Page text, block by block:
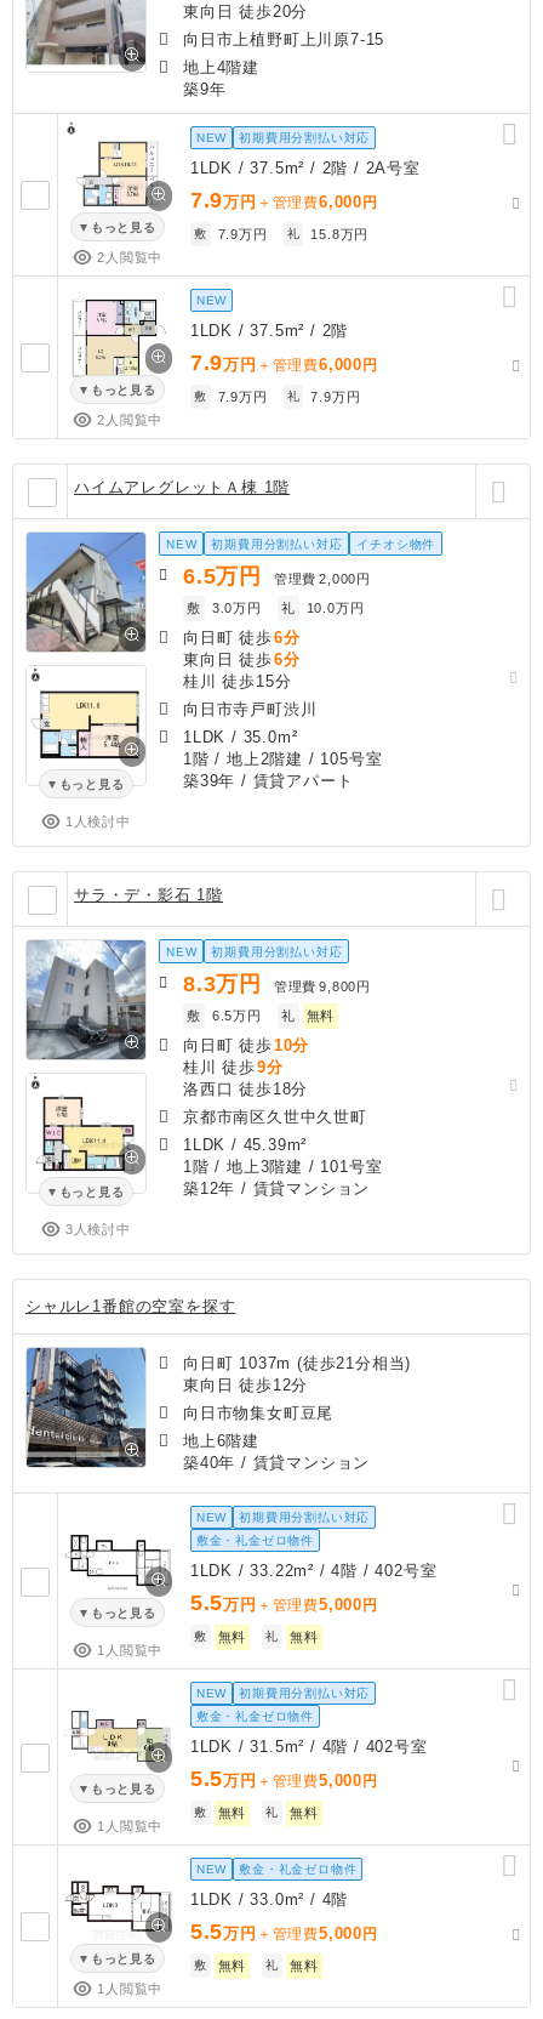
東向日 徒歩20分
向日市上植野町上川原7-15
地上4階建
築9年
もっと見る
2人閲覧中
NEW 初期費用分割払い対応
1LDK / 37.5m² / 2階 / 2A号室
7.9万円 ＋管理費6,000 円
敷 7.9万円 礼 15.8万円
もっと見る
2人閲覧中
NEW
1LDK / 37.5m² / 2階
7.9万円 ＋管理費6,000 円
敷 7.9万円 礼 7.9万円
ハイムアレグレットＡ棟 1階
もっと見る
1人検討中
NEW 初期費用分割払い対応 イチオシ物件
6.5万円 管理費 2,000円
敷
3.0万円 礼 10.0万円
向日町 徒歩6分
東向日 徒歩6分
桂川 徒歩15分
向日市寺戸町渋川
1LDK / 35.0m²
1階 / 地上2階建 / 105号室
築39年 / 賃貸アパート
サラ・デ・影石 1階
もっと見る
3人検討中
NEW 初期費用分割払い対応
8.3万円 管理費 9,800円
敷
6.5万円 礼 無料
向日町 徒歩10分
桂川 徒歩9分
洛西口 徒歩18分
京都市南区久世中久世町
1LDK / 45.39m²
1階 / 地上3階建 / 101号室
築12年 / 賃貸マンション
シャルレ1番館の空室を探す
向日町 1037m (徒歩21分相当)
東向日 徒歩12分
向日市物集女町豆尾
地上6階建
築40年 / 賃貸マンション
もっと見る
1人閲覧中
NEW
初期費用分割払い対応
敷金・礼金ゼロ物件
1LDK / 33.22m² / 4階 / 402号室
5.5万円 ＋管理費5,000 円
敷 無料 礼 無料
もっと見る
1人閲覧中
NEW
初期費用分割払い対応
敷金・礼金ゼロ物件
1LDK / 31.5m² / 4階 / 402号室
5.5万円 ＋管理費5,000 円
敷 無料 礼 無料
もっと見る
1人閲覧中
NEW 敷金・礼金ゼロ物件
1LDK / 33.0m² / 4階
5.5万円 ＋管理費5,000 円
敷 無料 礼 無料